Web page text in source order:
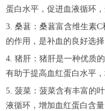
蛋白水平，促进血液循环，
3. 桑葚：桑葚富含维生素
的作用，是补血的良好选择
4. 猪肝：猪肝是一种优质
有助于提高血红蛋白水平，
5. 菠菜：菠菜含有丰富的
液循环，增加血红蛋白含